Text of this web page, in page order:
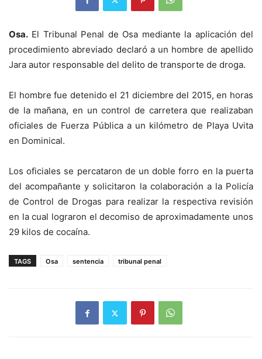
Osa. El Tribunal Penal de Osa mediante la aplicación del
procedimiento abreviado declaró a un hombre de apellido
Jara autor responsable del delito de transporte de droga.
El hombre fue detenido el 21 diciembre del 2015, en horas
de la mañana, en un control de carretera que realizaban
oficiales de Fuerza Pública a un kilómetro de Playa Uvita
en Dominical.
Los oficiales se percataron de un doble forro en la puerta
del acompañante y solicitaron la colaboración a la Policía
de Control de Drogas para realizar la respectiva revisión
en la cual lograron el decomiso de aproximadamente unos
29 kilos de cocaína.
TAGS Osa sentencia tribunal penal